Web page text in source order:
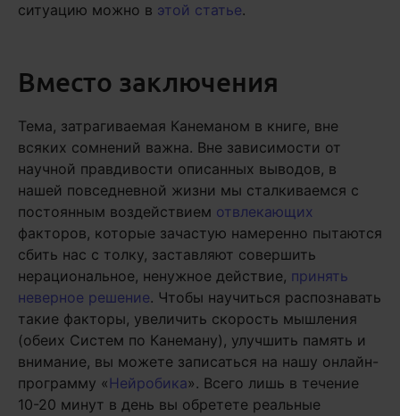
ситуацию можно в этой статье.
Вместо заключения
Тема, затрагиваемая Канеманом в книге, вне
всяких сомнений важна. Вне зависимости от
научной правдивости описанных выводов, в
нашей повседневной жизни мы сталкиваемся с
постоянным воздействием отвлекающих
факторов, которые зачастую намеренно пытаются
сбить нас с толку, заставляют совершить
нерациональное, ненужное действие, принять
неверное решение. Чтобы научиться распознавать
такие факторы, увеличить скорость мышления
(обеих Систем по Канеману), улучшить память и
внимание, вы можете записаться на нашу онлайн-
программу «Нейробика». Всего лишь в течение
10-20 минут в день вы обретете реальные